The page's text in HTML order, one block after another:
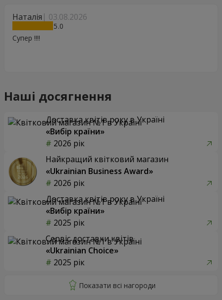
Наталія 03.08.2026
5
Супер !!!!
Наші досягнення
Доставка квітів року в Україні
«Вибір країни»
2026 рік
Найкращий квітковий магазин
«Ukrainian Business Award»
2026 рік
Доставка квітів року в Україні
«Вибір країни»
2025 рік
Сервіс доставки квітів
«Ukrainian Choice»
2025 рік